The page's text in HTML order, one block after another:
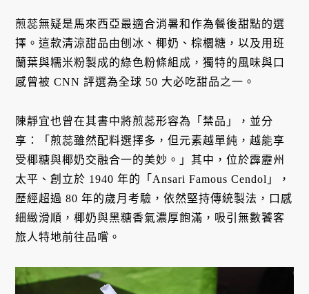
煎蕊無疑是馬來西亞最適合消暑和作為餐後甜點的選
擇。這款清涼甜品由刨冰、椰奶、棕櫚糖，以及用班
蘭葉與糯米粉製成的綠色粉條組成，獨特的風味與口
感曾被 CNN 評選為全球 50 大必吃甜品之一。
陳靜宜也曾在其書中將煎蕊形容為「禁品」，並分
享：「煎蕊雖然配料選擇多，但元素越單純，越能享
受椰糖與椰奶交融合一的美妙。」其中，位於霹靂州
太平、創立於 1940 年的「Ansari Famous Cendol」，
歷經超過 80 年的歲月考驗，依然堅持傳統製法，口感
細緻滑順，椰奶與黑糖香氣濃厚飽滿，吸引無數饕客
旅人特地前往品嚐。